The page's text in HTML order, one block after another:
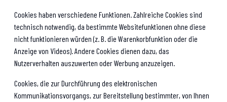
Cookies haben verschiedene Funktionen. Zahlreiche Cookies sind
technisch notwendig, da bestimmte Websitefunktionen ohne diese
nicht funktionieren würden (z. B. die Warenkorbfunktion oder die
Anzeige von Videos). Andere Cookies dienen dazu, das
Nutzerverhalten auszuwerten oder Werbung anzuzeigen.
Cookies, die zur Durchführung des elektronischen
Kommunikationsvorgangs, zur Bereitstellung bestimmter, von Ihnen